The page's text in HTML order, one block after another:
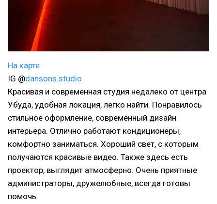
На карте
IG @dansons.studio
Красивая и современная студия недалеко от центра
Убуда, удобная локация, легко найти. Понравилось
стильное оформление, современный дизайн
интерьера. Отлично работают кондиционеры,
комфортно заниматься. Хороший свет, с которым
получаются красивые видео. Также здесь есть
проектор, выглядит атмосферно. Очень приятные
администраторы, дружелюбные, всегда готовы
помочь.